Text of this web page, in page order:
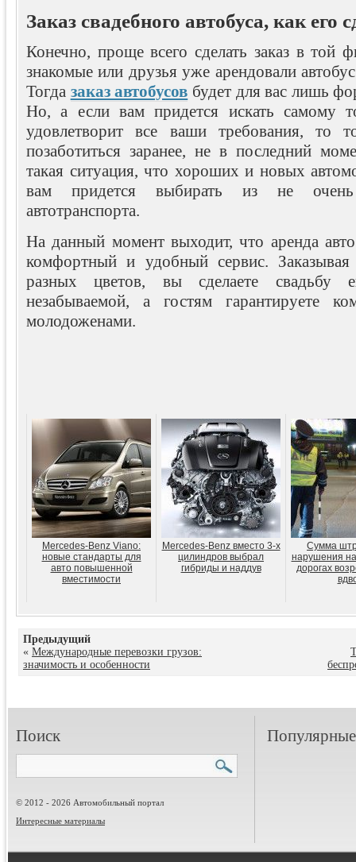
Заказ свадебного автобуса, как его
Конечно, проще всего сделать заказ в той
знакомые или друзья уже арендовали
Тогда заказ автобусов будет для вас лишь
Но, а если вам придется искать самому
удовлетворит все ваши требования, то
позаботиться заранее, не в последний
такая ситуация, что хороших и новых
вам придется выбирать из не
автотранспорта.
На данный момент выходит, что аренда
комфортный и удобный сервис. Заказывая
разных цветов, вы сделаете
незабываемой, а гостям гарантируете
молодоженами.
Mercedes-Benz Viano:
новые стандарты для
авто повышенной
вместимости
Mercedes-Benz вместо 3-х
цилиндров выбрал
гибриды и наддув
Сумма
нарушения
дорогах
Предыдущий
« Международные перевозки грузов:
значимость и особенности
Поиск
© 2012 - 2026 Автомобильный портал
Интересные материалы
Популярные